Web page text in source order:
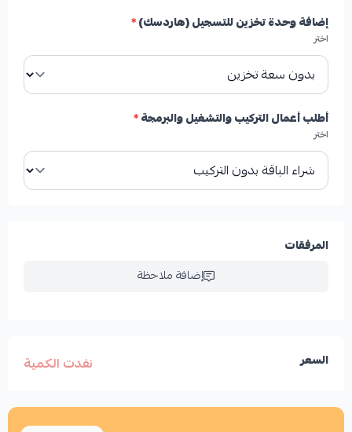
إضافة وحدة تخزين للتسجيل (هاردسك)*
اختر
أطلب أعمال التركيب والتشغيل والبرمجة*
اختر
المرفقات
إضافة ملاحظة
السعر نفدت الكمية